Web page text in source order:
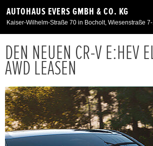
AUTOHAUS EVERS GMBH & CO. KG
Neuwagen
Angebote
Service & Zubehör
DEN NEUEN CR-V E:HEV
AWD LEASEN